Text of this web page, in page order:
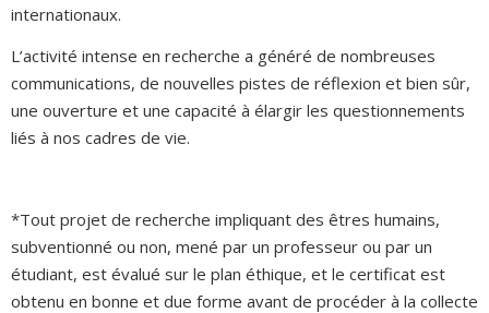
internationaux.
L’activité intense en recherche a généré de nombreuses
communications, de nouvelles pistes de réflexion et bien sûr,
une ouverture et une capacité à élargir les questionnements
liés à nos cadres de vie.
*Tout projet de recherche impliquant des êtres humains,
subventionné ou non, mené par un professeur ou par un
étudiant, est évalué sur le plan éthique, et le certificat est
obtenu en bonne et due forme avant de procéder à la collecte